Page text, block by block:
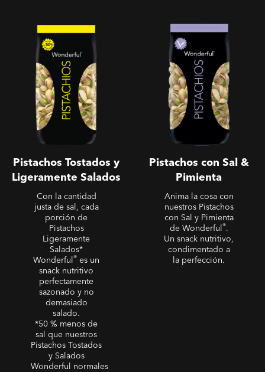
Ligeramente Salados
Pistachos Tostados y
Ligeramente Salados
Con la cantidad
justa de sal, cada
porción de
Pistachos
Ligeramente
Salados*
Wonderful® es un
snack nutritivo
perfectamente
sazonado y no
demasiado
salado.
*50 % menos de
sal que nuestros
Pistachos Tostados
y Salados
Wonderful normales
Pimienta
Pistachos con Sal &
Pimienta
Anima la cosa con
nuestros Pistachos
con Sal y Pimienta
de Wonderful®.
Un snack nutritivo,
condimentado a
la perfección.